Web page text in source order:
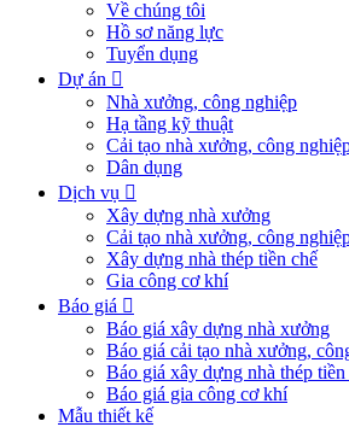
Về chúng tôi
Hồ sơ năng lực
Tuyển dụng
Dự án
Nhà xưởng, công nghiệp
Hạ tầng kỹ thuật
Cải tạo nhà xưởng, công
Dân dụng
Dịch vụ
Xây dựng nhà xưởng
Cải tạo nhà xưởng, công
Xây dựng nhà thép tiền chế
Gia công cơ khí
Báo giá
Báo giá xây dựng nhà xưởng
Báo giá cải tạo nhà xưởng,
Báo giá xây dựng nhà thép tiền
Báo giá gia công cơ khí
Mẫu thiết kế